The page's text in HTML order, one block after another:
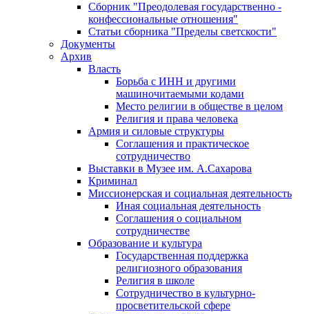
Сборник "Преодолевая государственно -
конфессиональные отношения"
Статьи сборника "Пределы светскости"
Документы
Архив
Власть
Борьба с ИНН и другими
машиночитаемыми кодами
Место религии в обществе в целом
Религия и права человека
Армия и силовые структуры
Соглашения и практическое
сотрудничество
Выставки в Музее им. А.Сахарова
Криминал
Миссионерская и социальная деятельность
Иная социальная деятельность
Соглашения о социальном
сотрудничестве
Образование и культура
Государственная поддержка
религиозного образования
Религия в школе
Сотрудничество в культурно-
просветительской сфере